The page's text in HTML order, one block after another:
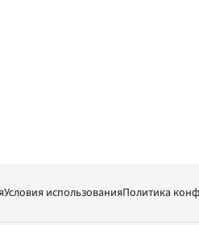
Условия использованияПолитика